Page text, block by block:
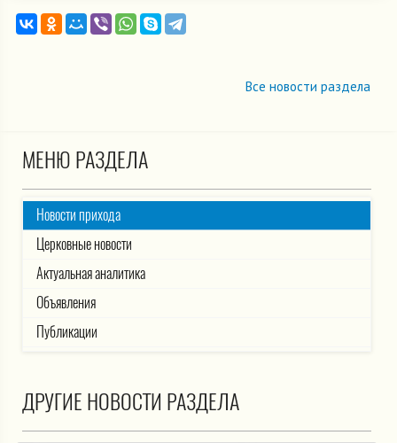
Все новости раздела
МЕНЮ РАЗДЕЛА
Новости прихода
Церковные новости
Актуальная аналитика
Объявления
Публикации
ДРУГИЕ НОВОСТИ РАЗДЕЛА